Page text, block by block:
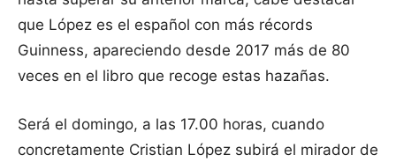
que López es el español con más récords
Guinness, apareciendo desde 2017 más de 80
veces en el libro que recoge estas hazañas.
Será el domingo, a las 17.00 horas, cuando
concretamente Cristian López subirá el mirador de